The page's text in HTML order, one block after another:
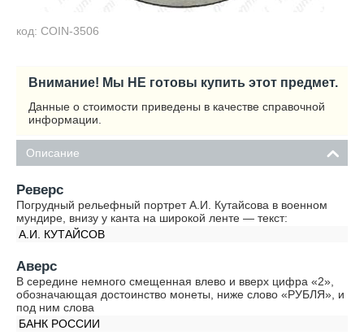
код: COIN-3506
Внимание! Мы НЕ готовы купить этот предмет.
Данные о стоимости приведены в качестве справочной
информации.
Описание
Реверс
Погрудный рельефный портрет А.И. Кутайсова в военном
мундире, внизу у канта на широкой ленте — текст:
А.И. КУТАЙСОВ
Аверс
В середине немного смещенная влево и вверх цифра «2»,
обозначающая достоинство монеты, ниже слово «РУБЛЯ», и
под ним слова
БАНК РОССИИ